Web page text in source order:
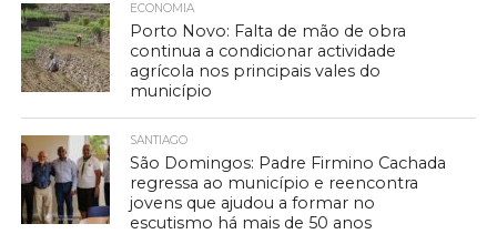
ECONOMIA
Porto Novo: Falta de mão de obra
continua a condicionar actividade
agrícola nos principais vales do
município
SANTIAGO
São Domingos: Padre Firmino Cachada
regressa ao município e reencontra
jovens que ajudou a formar no
escutismo há mais de 50 anos